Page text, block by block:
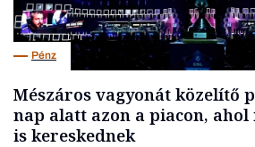
Pénz
Mészáros vagyonát közelítő
nap alatt azon a piacon,
is kereskednek